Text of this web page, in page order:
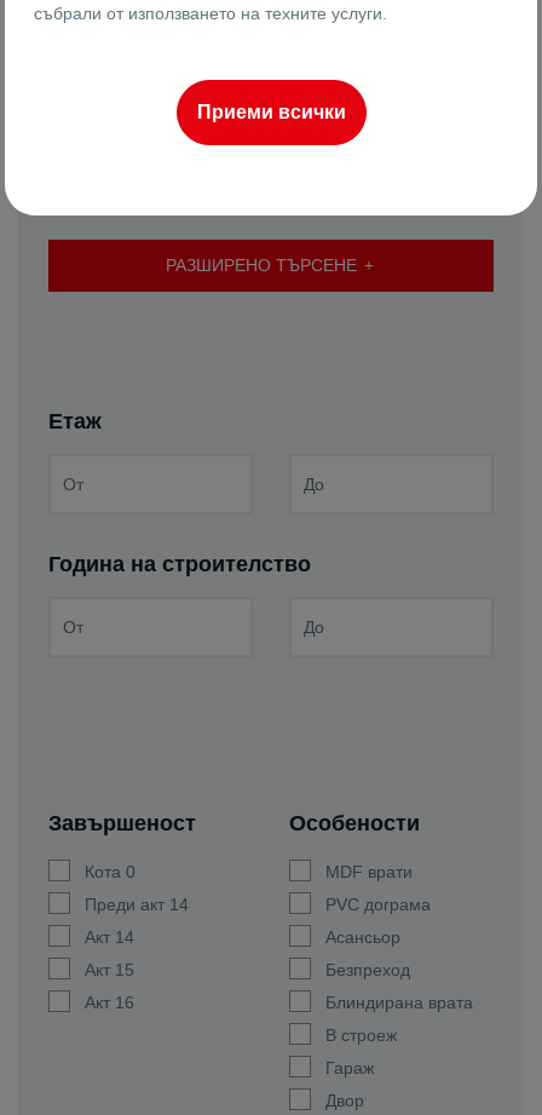
РАЗШИРЕНО ТЪРСЕНЕ
Етаж
Година на строителство
Завършеност
Кота 0
Преди акт 14
Акт 14
Акт 15
Акт 16
Особености
MDF врати
PVC дограма
Асансьор
Безпреход
Блиндирана врата
В строеж
Гараж
Двор
събрали от използването на техните услуги.
Приеми всички